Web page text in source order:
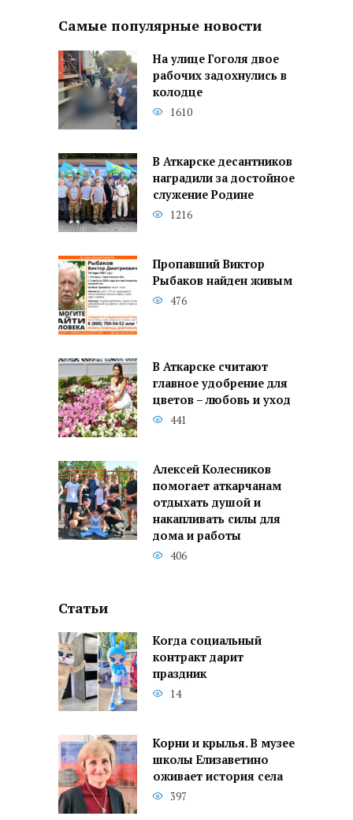
Самые популярные новости
На улице Гоголя двое
рабочих задохнулись в
колодце
1610
В Аткарске десантников
наградили за достойное
служение Родине
1216
Пропавший Виктор
Рыбаков найден живым
476
В Аткарске считают
главное удобрение для
цветов – любовь и уход
441
Алексей Колесников
помогает аткарчанам
отдыхать душой и
накапливать силы для
дома и работы
406
Статьи
Когда социальный
контракт дарит
праздник
14
Корни и крылья. В музее
школы Елизаветино
оживает история села
397